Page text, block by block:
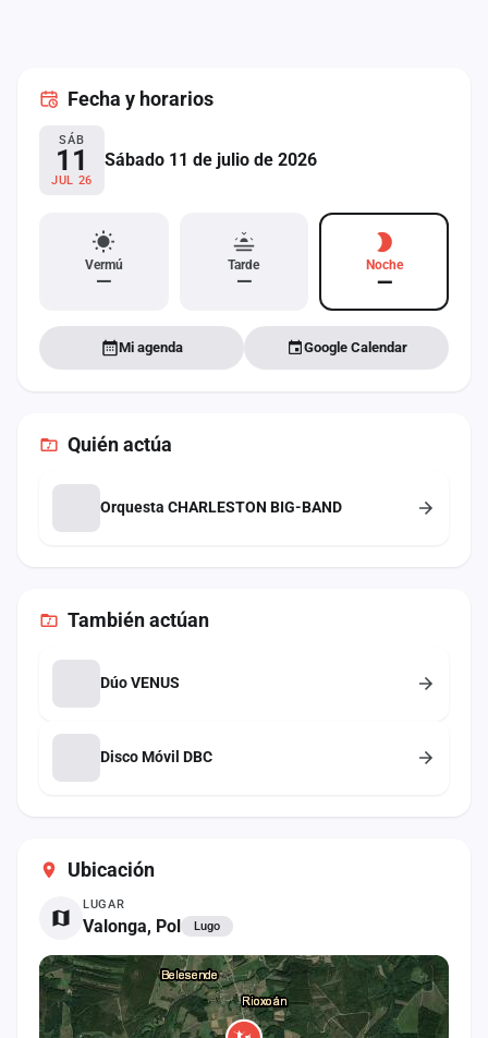
Ubicación
LUGAR
Valonga, Pol Lugo
Fecha y horarios
SÁB
11
JUL 26
Sábado 11 de julio de 2026
Vermú
—
Tarde
—
Noche
—
Mi agenda Google Calendar
Quién actúa
Orquesta CHARLESTON BIG-BAND
Tambiénactúan
Dúo VENUS
Disco Móvil DBC
Administración
Contacto